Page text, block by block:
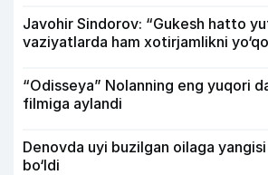
Javohir Sindorov: “Gukesh hatto
vaziyatlarda ham xotirjamlikni
“Odisseya” Nolanning eng yuqori
filmiga aylandi
Denovda uyi buzilgan oilaga
bo‘ldi